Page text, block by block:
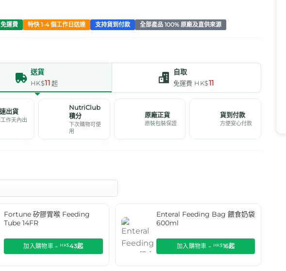
運費 特快 1-4 個工作日送達 支持貨到付款 全部產品 100% 原廠及直供來源
送貨
HK$11起
自取
免運費 HK$11
出貨
工作天內出
NutriClub
積分
下次購物可使
用
原廠正貨
原裝包裝保證
貨到付款
方便安心付款
Fortune 矽膠胃喉 Feeding
Tube 14FR
加入購物車 - HK$43起
Enteral Feeding Bag 餵食奶袋
600ml
加入購物車 - HK$16起